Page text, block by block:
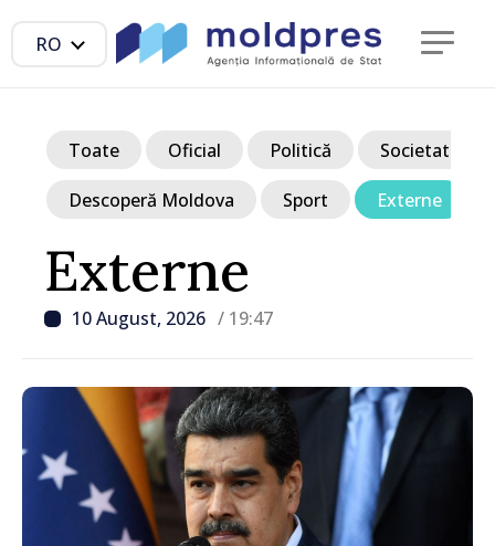
RO
Externe
10 August, 2026 / 19:47
Toate Oficial Politică Societate
Descoperă Moldova Sport Externe